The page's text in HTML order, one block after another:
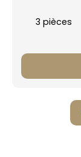
3 pièces